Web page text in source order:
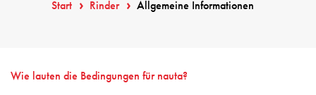
Start Rinder Allgemeine Informationen
Wie lauten die Bedingungen für nauta?